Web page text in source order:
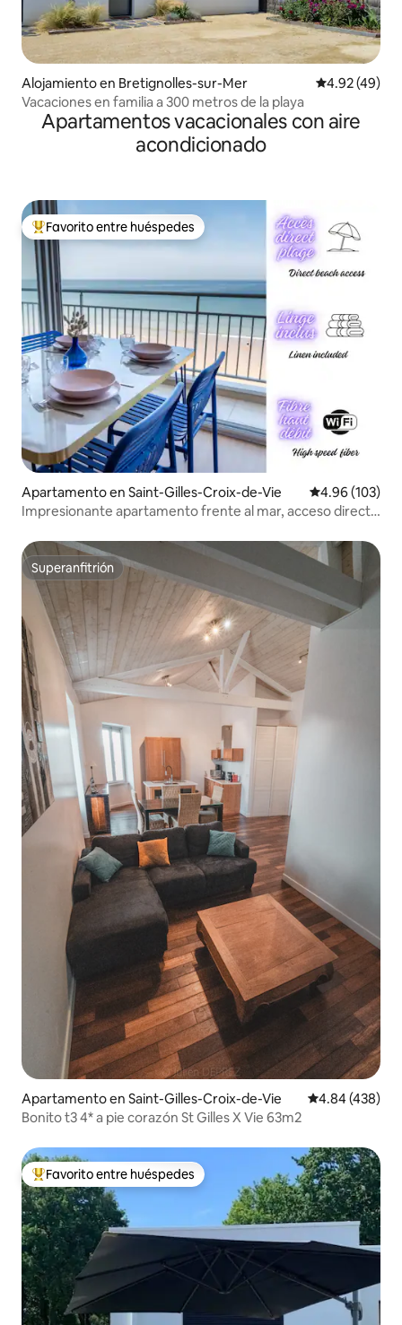
Alojamiento en Bretignolles-sur-Mer Calificación
4.92 (49)
Vacaciones en familia a 300 metros de la playa
Apartamentos vacacionales con aire
acondicionado
Favorito entre huéspedes preferido
Favorito entre huéspedes
Apartamento en Saint-Gilles-Croix-de-Vie Calificación
4.96 (103)
Impresionante apartamento frente al mar, acceso directo
Superanfitrión
Superanfitrión
Apartamento en Saint-Gilles-Croix-de-Vie Calificación
4.84 (438)
Bonito t3 4* a pie corazón St Gilles X Vie 63m2
Favorito entre huéspedes preferido
Favorito entre huéspedes